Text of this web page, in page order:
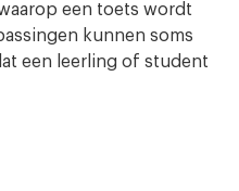
een toets wordt
kunnen soms
een leerling of student